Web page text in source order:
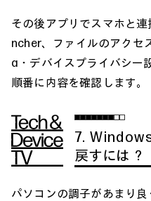
その後アプリでスマホと
ncher、ファイルのアクセ
a・デバイスプライバシー
順番に内容を確認します。
7.
戻すには？
パソコンの調子があまり